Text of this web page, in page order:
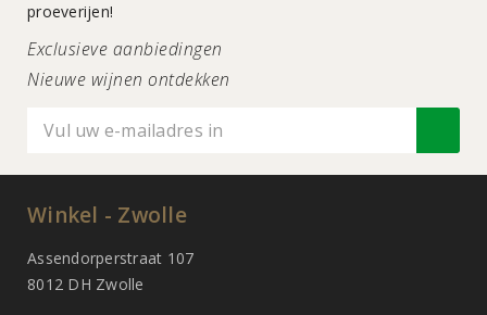
proeverijen!
Exclusieve aanbiedingen
Nieuwe wijnen ontdekken
Winkel - Zwolle
Assendorperstraat 107
8012 DH Zwolle